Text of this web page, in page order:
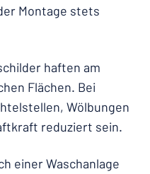
Montage stets
haften am
Flächen. Bei
Wölbungen
reduziert sein.
einer Waschanlage